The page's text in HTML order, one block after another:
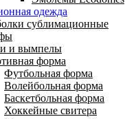
одежда
сублимационные
и вымпелы
форма
Футбольная форма
Волейбольная форма
Баскетбольная форма
Хоккейные свитера